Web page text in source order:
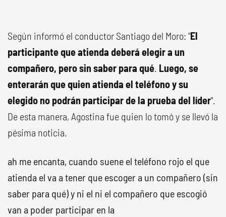
Según informó el conductor Santiago del Moro: "El
participante que atienda deberá elegir a un
compañero, pero sin saber para qué. Luego, se
enterarán que quien atienda el teléfono y su
elegido no podrán participar de la prueba del líder".
De esta manera, Agostina fue quien lo tomó y se llevó la
pésima noticia.
ah me encanta, cuando suene el teléfono rojo el que
atienda el va a tener que escoger a un compañero (sin
saber para qué) y ni el ni el compañero que escogió
van a poder participar en la